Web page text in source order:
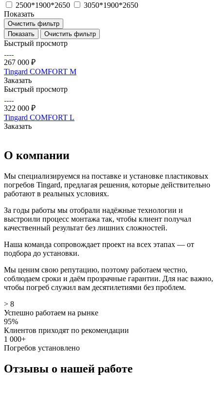
2500*1900*2650
3050*1900*2650
Показать
Очистить фильтр
Очистить фильтр
Быстрый просмотр
267 000 ₽
Tingard COMFORT M
Заказать
Быстрый просмотр
322 000 ₽
Tingard COMFORT L
Заказать
О компании
Мы специализируемся на поставке и установке пластиковых
погребов Tingard, предлагая решения, которые действительно
работают в реальных условиях.
За годы работы мы отобрали надёжные технологии и
выстроили процесс монтажа так, чтобы клиент получал
качественный результат без лишних сложностей.
Наша команда сопровождает проект на всех этапах — от
подбора до установки.
Мы ценим свою репутацию, поэтому работаем честно,
соблюдаем сроки и даём прозрачные гарантии. Для нас важно,
чтобы погреб служил вам десятилетиями без проблем.
> 8
Успешно работаем на рынке
95%
Клиентов приходят по рекомендации
1 000+
Погребов установлено
Отзывы о нашей работе